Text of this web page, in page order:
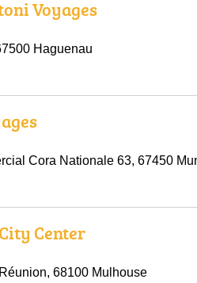
Voyages
Haguenau
Cora Nationale 63, 67450
Center
68100 Mulhouse